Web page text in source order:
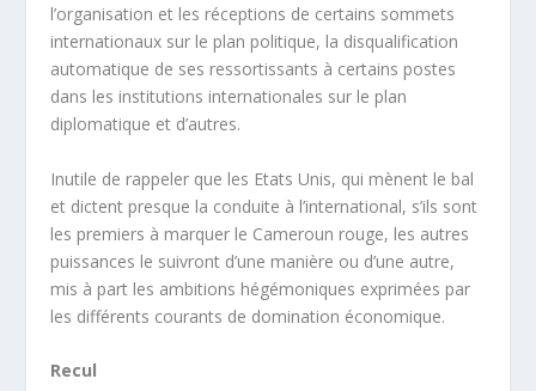
l’organisation et les réceptions de certains sommets
internationaux sur le plan politique, la disqualification
automatique de ses ressortissants à certains postes
dans les institutions internationales sur le plan
diplomatique et d’autres.
Inutile de rappeler que les Etats Unis, qui mènent le bal
et dictent presque la conduite à l’international, s’ils sont
les premiers à marquer le Cameroun rouge, les autres
puissances le suivront d’une manière ou d’une autre,
mis à part les ambitions hégémoniques exprimées par
les différents courants de domination économique.
Recul